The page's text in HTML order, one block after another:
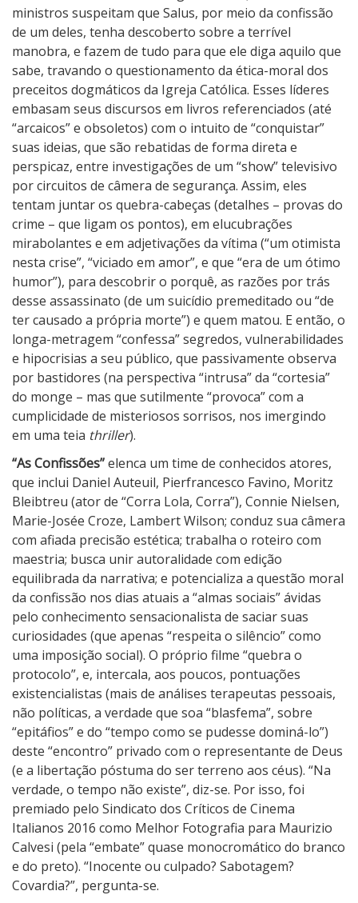
ministros suspeitam que Salus, por meio da confissão
de um deles, tenha descoberto sobre a terrível
manobra, e fazem de tudo para que ele diga aquilo que
sabe, travando o questionamento da ética-moral dos
preceitos dogmáticos da Igreja Católica. Esses líderes
embasam seus discursos em livros referenciados (até
“arcaicos” e obsoletos) com o intuito de “conquistar”
suas ideias, que são rebatidas de forma direta e
perspicaz, entre investigações de um “show” televisivo
por circuitos de câmera de segurança. Assim, eles
tentam juntar os quebra-cabeças (detalhes – provas do
crime – que ligam os pontos), em elucubrações
mirabolantes e em adjetivações da vítima (“um otimista
nesta crise”, “viciado em amor”, e que “era de um ótimo
humor”), para descobrir o porquê, as razões por trás
desse assassinato (de um suicídio premeditado ou “de
ter causado a própria morte”) e quem matou. E então, o
longa-metragem “confessa” segredos, vulnerabilidades
e hipocrisias a seu público, que passivamente observa
por bastidores (na perspectiva “intrusa” da “cortesia”
do monge – mas que sutilmente “provoca” com a
cumplicidade de misteriosos sorrisos, nos imergindo
em uma teia thriller).
“As Confissões”elenca um time de conhecidos atores,
que inclui Daniel Auteuil, Pierfrancesco Favino, Moritz
Bleibtreu (ator de “Corra Lola, Corra”), Connie Nielsen,
Marie-Josée Croze, Lambert Wilson; conduz sua câmera
com afiada precisão estética; trabalha o roteiro com
maestria; busca unir autoralidade com edição
equilibrada da narrativa; e potencializa a questão moral
da confissão nos dias atuais a “almas sociais” ávidas
pelo conhecimento sensacionalista de saciar suas
curiosidades (que apenas “respeita o silêncio” como
uma imposição social). O próprio filme “quebra o
protocolo”, e, intercala, aos poucos, pontuações
existencialistas (mais de análises terapeutas pessoais,
não políticas, a verdade que soa “blasfema”, sobre
“epitáfios” e do “tempo como se pudesse dominá-lo”)
deste “encontro” privado com o representante de Deus
(e a libertação póstuma do ser terreno aos céus). “Na
verdade, o tempo não existe”, diz-se. Por isso, foi
premiado pelo Sindicato dos Críticos de Cinema
Italianos 2016 como Melhor Fotografia para Maurizio
Calvesi (pela “embate” quase monocromático do branco
e do preto). “Inocente ou culpado? Sabotagem?
Covardia?”, pergunta-se.